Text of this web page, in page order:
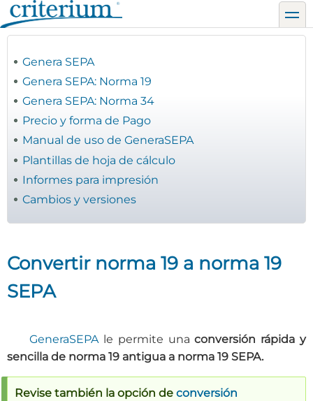
Pasar
al
principal
Genera SEPA
Genera SEPA: Norma 19
Genera SEPA: Norma 34
Precio y forma de Pago
Manual de uso de GeneraSEPA
Plantillas de hoja de cálculo
Informes para impresión
Cambios y versiones
Convertir norma 19 a norma 19
SEPA
GeneraSEPAle permite unaconversión rápida y
sencilla de norma 19 antigua a norma 19 SEPA.
Revise también la opción de conversión